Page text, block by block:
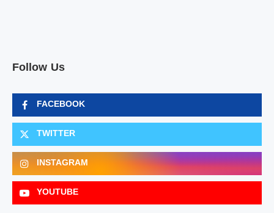
Follow Us
FACEBOOK
TWITTER
INSTAGRAM
YOUTUBE